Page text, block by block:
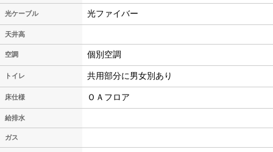
光ケーブル 光ファイバー
天井高
空調 個別空調
トイレ 共用部分に男女別あり
床仕様 ＯＡフロア
給排水
ガス